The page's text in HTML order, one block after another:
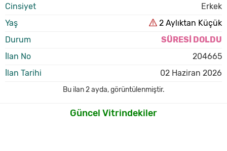
Cinsiyet
Erkek
Yaş
2 Aylıktan Küçük
Durum
SÜRESİ DOLDU
İlan No
204665
İlan Tarihi
02 Haziran 2026
Bu ilan2 ayda,görüntülenmiştir.
Güncel Vitrindekiler